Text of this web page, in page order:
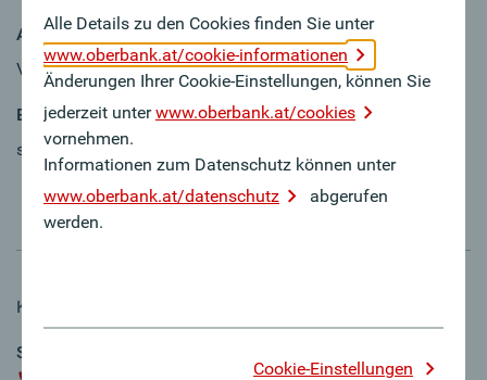
Arbeitszeit
Vollzeit
Eintrittsdatum
sofort
Kontakt und weitere Informationen:
Susanne Denk
Alle Details zu den Cookies finden Sie unter
www.oberbank.at/cookie-informationen
Änderungen Ihrer Cookie-Einstellungen, können Sie
jederzeit unterwww.oberbank.at/cookies
vornehmen.
Informationen zum Datenschutz können unter
www.oberbank.at/datenschutz
abgerufen
werden.
Cookie-Einstellungen